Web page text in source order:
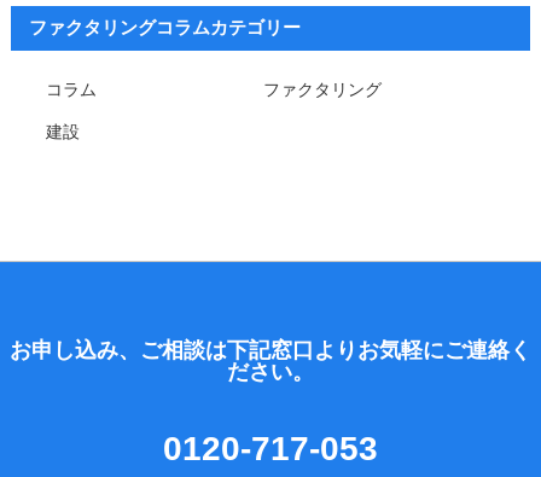
ファクタリングコラムカテゴリー
コラム ファクタリング
建設
お申し込み、ご相談は下記窓口よりお気軽にご連絡く
ださい。
0120-717-053